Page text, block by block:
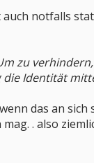
notfalls
zu
die Identität
das an
. also